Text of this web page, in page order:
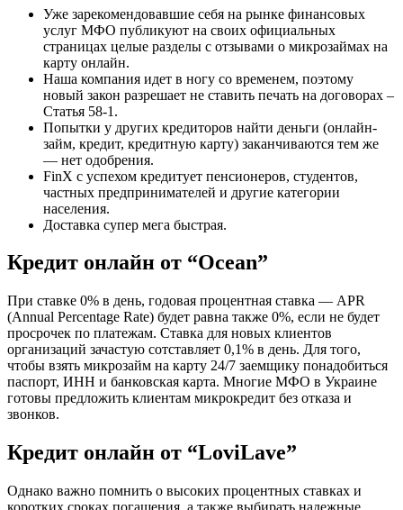
Уже зарекомендовавшие себя на рынке финансовых
услуг МФО публикуют на своих официальных
страницах целые разделы с отзывами о микрозаймах на
карту онлайн.
Наша компания идет в ногу со временем, поэтому
новый закон разрешает не ставить печать на договорах –
Статья 58-1.
Попытки у других кредиторов найти деньги (онлайн-
займ, кредит, кредитную карту) заканчиваются тем же
— нет одобрения.
FinX с успехом кредитует пенсионеров, студентов,
частных предпринимателей и другие категории
населения.
Доставка супер мега быстрая.
Кредит онлайн от “Ocean”
При ставке 0% в день, годовая процентная ставка — APR
(Annual Percentage Rate) будет равна также 0%, если не будет
просрочек по платежам. Ставка для новых клиентов
организаций зачастую сотставляет 0,1% в день. Для того,
чтобы взять микрозайм на карту 24/7 заемщику понадобиться
паспорт, ИНН и банковская карта. Многие МФО в Украине
готовы предложить клиентам микрокредит без отказа и
звонков.
Кредит онлайн от “LoviLave”
Однако важно помнить о высоких процентных ставках и